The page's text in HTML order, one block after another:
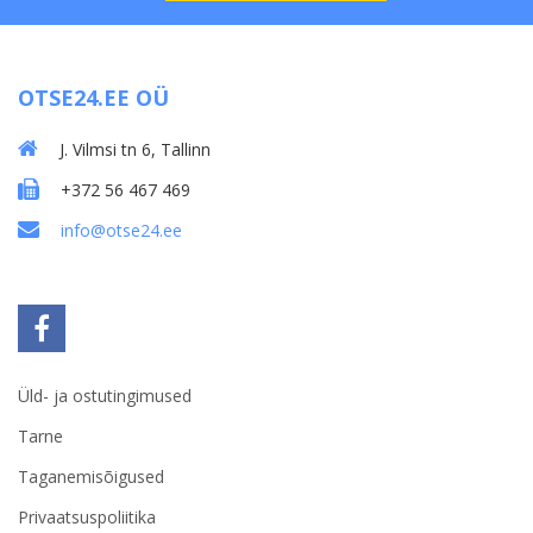
OTSE24.EE OÜ
J. Vilmsi tn 6, Tallinn
+372 56 467 469
info@otse24.ee
Üld- ja ostutingimused
Tarne
Taganemisõigused
Privaatsuspoliitika